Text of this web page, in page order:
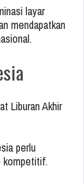
layar
mendapatkan
perlu
kompetitif.